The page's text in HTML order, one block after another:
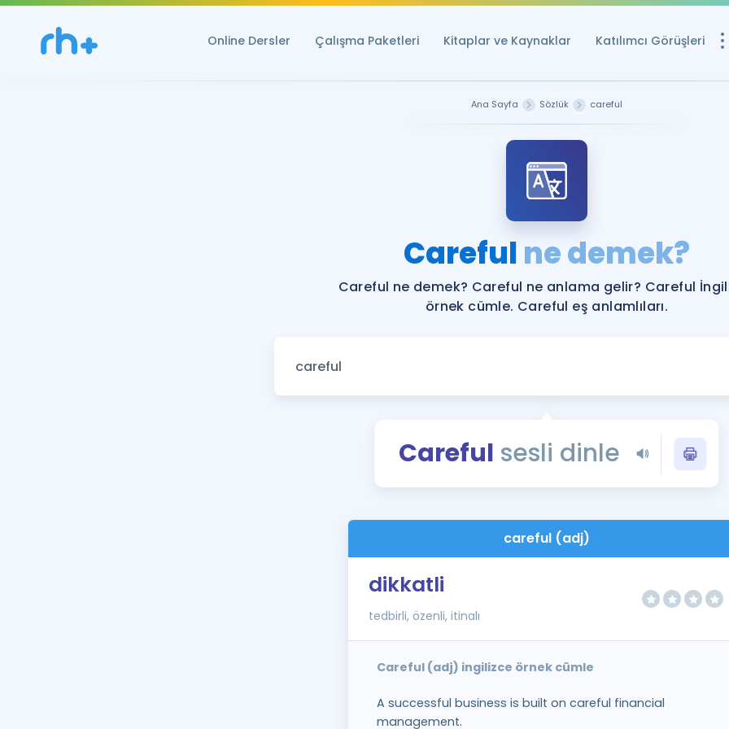
Online Dersler Çalışma Paketleri Kitaplar ve Kaynaklar Katılımcı Görüşleri
YDS ve YÖKDİL
Rehberlik Aracı
YDS ve YÖKDİL'e
Tüm ÖSYM
YDS - YÖKDİL
İngilizce Gramer
Ana Sayfa Sözlük careful
Carefulne demek?
Careful ne demek? Careful ne anlama gelir? Careful
örnek cümle. Careful eş anlamlıları.
Careful sesli dinle
careful (adj)
dikkatli
tedbirli, özenli, itinalı
Careful (adj) ingilizce örnek cümle
A successful business is built on careful financial
management.